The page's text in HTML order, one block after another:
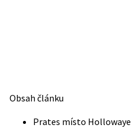
Obsah článku
Prates místo Hollowaye